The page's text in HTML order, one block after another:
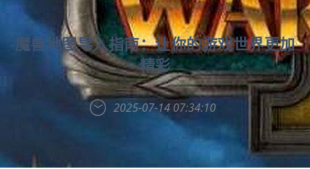
魔兽地图导入指南：让你的游戏世界更加
精彩
2025-07-14 07:34:10